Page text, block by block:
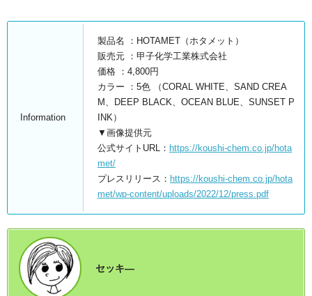
Information
製品名 ：HOTAMET（ホタメット）
販売元 ：甲子化学工業株式会社
価格 ：4,800円
カラー ：5色 （CORAL WHITE、SAND CREA
M、DEEP BLACK、OCEAN BLUE、SUNSET P
INK）
▼画像提供元
公式サイトURL： https://koushi-chem.co.jp/hota
met/
プレスリリース： https://koushi-chem.co.jp/hota
met/wp-content/uploads/2022/12/press.pdf
セッキ―